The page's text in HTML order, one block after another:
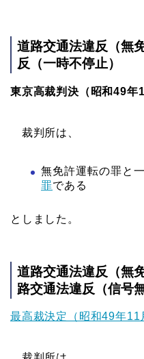
道路交通法違反（無
反（一時不停止）
東京高裁判決（昭和49年
裁判所は、
無免許運転の罪と
罪である
としました。
道路交通法違反（無
路交通法違反（信号無
最高裁決定（昭和49年11